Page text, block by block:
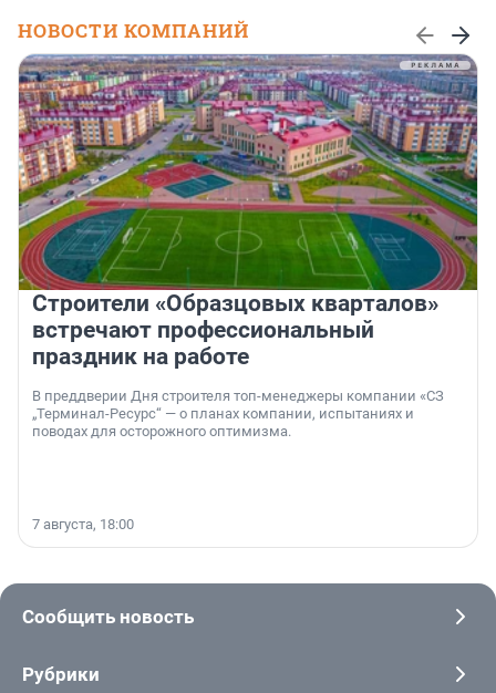
НОВОСТИ КОМПАНИЙ
Строители «Образцовых кварталов»
встречают профессиональный
праздник на работе
В преддверии Дня строителя топ-менеджеры компании «СЗ
„Терминал-Ресурс“ — о планах компании, испытаниях и
поводах для осторожного оптимизма.
7 августа, 18:00
Сообщить новость
Рубрики